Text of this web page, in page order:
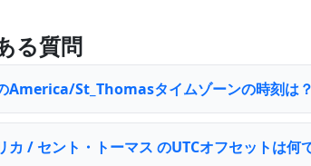
る質問
America/St_Thomasタイムゾーンの時刻は？
カ / セント・トーマス のUTCオフセットは何